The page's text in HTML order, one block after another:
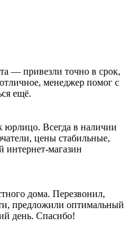
— привезли точно в срок,
менеджер помог с
ещё.
юрлицо. Всегда в наличии
цены стабильные,
интернет-магазин
дома. Перезвонил,
предложили оптимальный
день. Спасибо!